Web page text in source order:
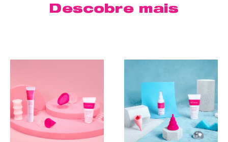
Descobre mais